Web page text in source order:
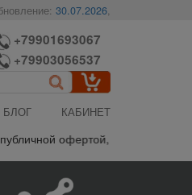
30.07.2026,
+79901693067
+79903056537
БЛОГ КАБИНЕТ
офертой, пожалуйста